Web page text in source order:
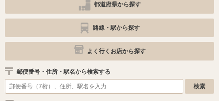
都道府県から探す
路線・駅から探す
よく行くお店から探す
郵便番号・住所・駅名から検索する